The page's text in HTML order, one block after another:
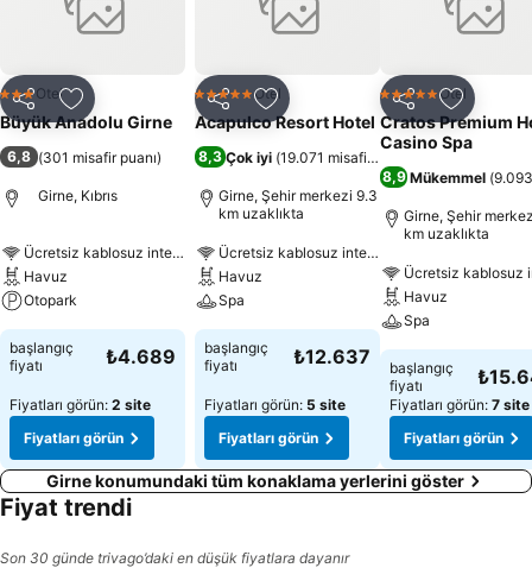
bağlantısını kullanabilmenin yanı sıra araçla gelen konuklar için
otelde ücrete tabi olan otopark da vardır. Otelde sigara kullanmayan
Paylaş Favorilerime ekle
3 YıldızOtel
Büyük Anadolu Girne
6,8 (301 misafir puanı)
Girne, Kıbrıs
Ücretsiz kablosuz internet
Havuz
Otopark
başlangıç
fiyatı
₺4.689
Fiyatları görün: 2 site
Fiyatları görün
Paylaş Favorilerime ekle
5 Yıldız Otel
Acapulco Resort Hotel
8,3 Çok iyi (19.071 misafir puanı
Girne, Şehir merkezi 9.3
km uzaklıkta
Ücretsiz kablosuz internet
Havuz
Spa
başlangıç
fiyatı
₺12.637
Fiyatları görün: 5 site
Fiyatları görün
Paylaş
5 Yıldız Otel
Cratos Premium
Casino Spa
8,9 Mükemmel (
Girne, Şehir
km uzaklıkta
Ücretsiz kablosuz
Havuz
Spa
başlangıç
fiyatı
Fiyatları görün: 7 site
Fiyatları görün
Girne konumundaki tüm konaklama yerlerini göster
Fiyat trendi
Son 30 günde trivago’daki en düşük fiyatlara dayanır